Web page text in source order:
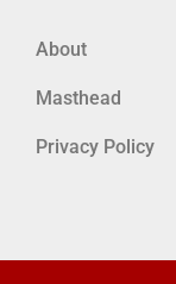
About
Masthead
Privacy Policy